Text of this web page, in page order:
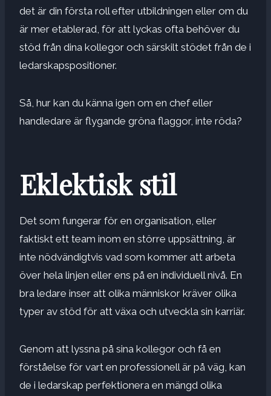
det är din första roll efter utbildningen eller om du
är mer etablerad, för att lyckas ofta behöver du
stöd från dina kollegor och särskilt stödet från de i
ledarskapspositioner.
Så, hur kan du känna igen om en chef eller
handledare är flygande gröna flaggor, inte röda?
Eklektisk stil
Det som fungerar för en organisation, eller
faktiskt ett team inom en större uppsättning, är
inte nödvändigtvis vad som kommer att arbeta
över hela linjen eller ens på en individuell nivå. En
bra ledare inser att olika människor kräver olika
typer av stöd för att växa och utveckla sin karriär.
Genom att lyssna på sina kollegor och få en
förståelse för vart en professionell är på väg, kan
de i ledarskap perfektionera en mängd olika